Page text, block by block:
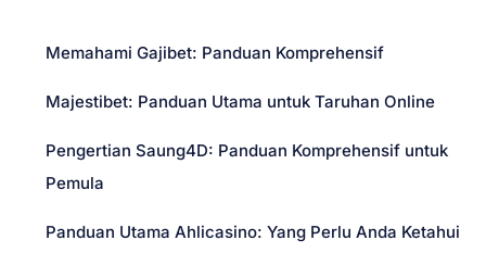
Memahami Gajibet: Panduan Komprehensif
Majestibet: Panduan Utama untuk Taruhan Online
Pengertian Saung4D: Panduan Komprehensif untuk
Pemula
Panduan Utama Ahlicasino: Yang Perlu Anda Ketahui